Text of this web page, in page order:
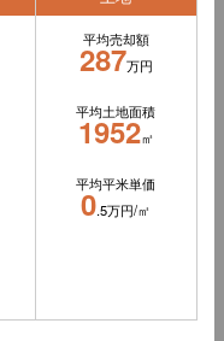
平均売却額
287万円
平均土地面積
1952㎡
平均平米単価
0.5万円/㎡